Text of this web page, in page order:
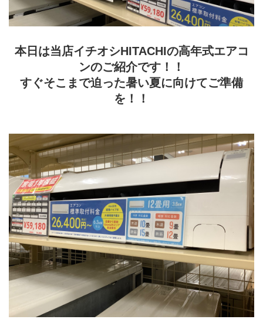
本日は当店イチオシHITACHIの高年式エアコ
ンのご紹介です！！
すぐそこまで迫った暑い夏に向けてご準備
を！！